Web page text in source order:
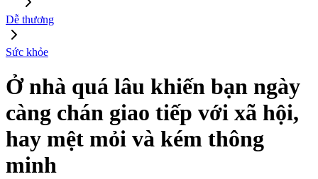
Dễ thương
Sức khỏe
Ở nhà quá lâu khiến bạn ngày
càng chán giao tiếp với xã hội,
hay mệt mỏi và kém thông
minh